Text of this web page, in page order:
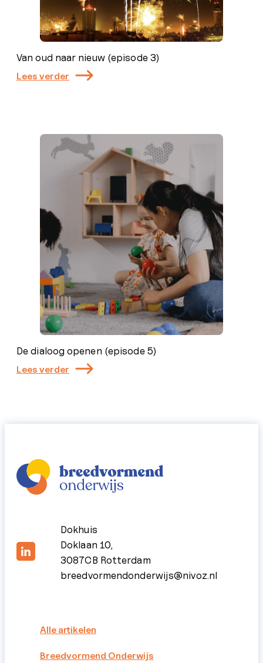
Van oud naar nieuw (episode 3)
Lees verder
De dialoog openen (episode 5)
Lees verder
Dokhuis
Doklaan 10,
3087CB Rotterdam
breedvormendonderwijs@nivoz.nl
Alle artikelen
Breedvormend Onderwijs